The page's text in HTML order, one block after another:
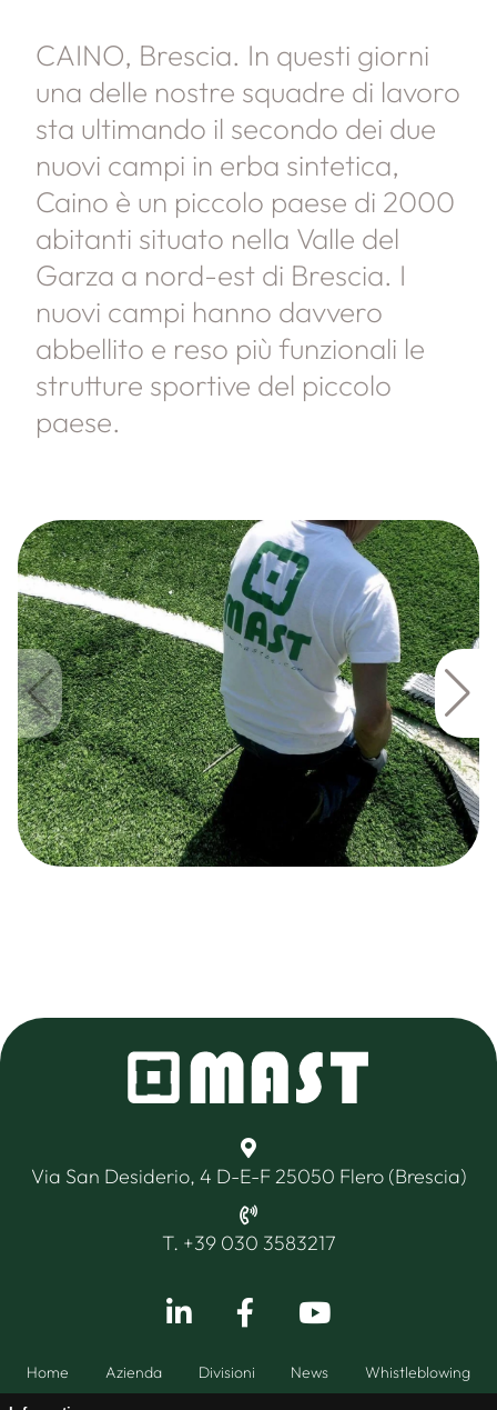
CAINO, Brescia. In questi giorni
una delle nostre squadre di lavoro
sta ultimando il secondo dei due
nuovi campi in erba sintetica,
Caino è un piccolo paese di 2000
abitanti situato nella Valle del
Garza a nord-est di Brescia. I
nuovi campi hanno davvero
abbellito e reso più funzionali le
strutture sportive del piccolo
paese.
Home Azienda Divisioni News Whistleblowing
Via San Desiderio, 4 D-E-F 25050 Flero (Brescia)
T. +39 030 3583217